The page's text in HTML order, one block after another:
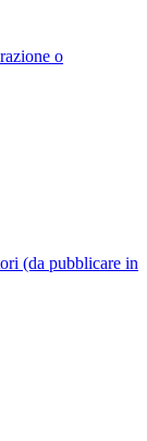
o
(da pubblicare in